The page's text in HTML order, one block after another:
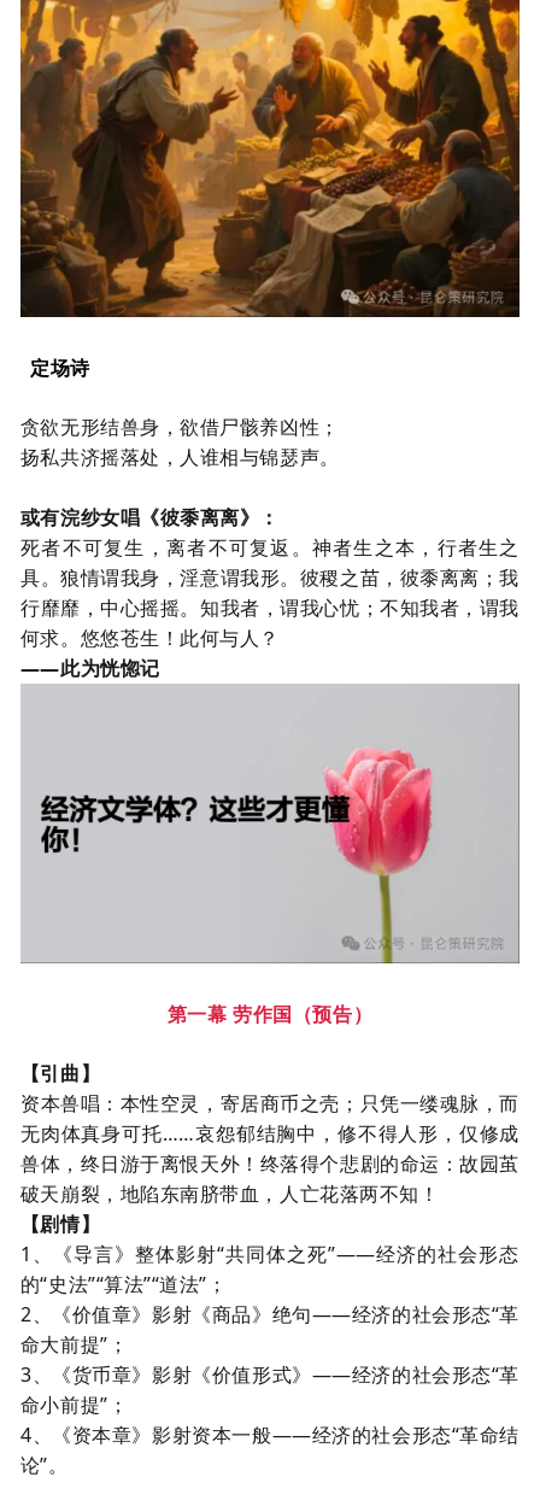
定场诗
贪欲无形结兽身，欲借尸骸养凶性；
扬私共济摇落处，人谁相与锦瑟声。
或有浣纱女唱《彼黍离离》：
死者不可复生，离者不可复返。神者生之本，行者生之
具。狼情谓我身，淫意谓我形。彼稷之苗，彼黍离离；我
行靡靡，中心摇摇。知我者，谓我心忧；不知我者，谓我
何求。悠悠苍生！此何与人？
——此为恍惚记
第一幕 劳作国 （预告）
【引曲】
资本兽唱 ：本性空灵，寄居商币之壳；只凭一缕魂脉，而
无肉体真身可托……哀怨郁结胸中，修不得人形，仅修成
兽体，终日游于离恨天外！ 终落得个悲剧的命运：故园茧
破天崩裂，地陷东南脐带血，人亡花落两不知！
【剧情】
1、
《导言》整体影射“共同体之死”——经济的社会形态
的“史法”“算法”“道法”；
2、
《价值章》影射《商品》绝句——经济的社会形态“革
命大前提”；
3、
《货币章》影射《价值形式》——经济的社会形态“革
命小前提”；
4、
《资本章》影射资本一般——经济的社会形态“革命结
论”。